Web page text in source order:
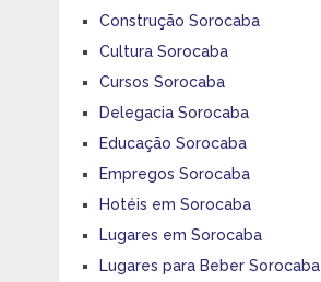
Construção Sorocaba
Cultura Sorocaba
Cursos Sorocaba
Delegacia Sorocaba
Educação Sorocaba
Empregos Sorocaba
Hotéis em Sorocaba
Lugares em Sorocaba
Lugares para Beber Sorocaba